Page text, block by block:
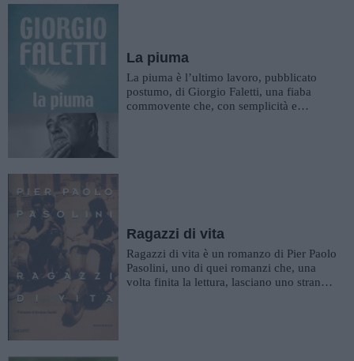
La piuma
La piuma è l’ultimo lavoro, pubblicato
postumo, di Giorgio Faletti, una fiaba
commovente che, con semplicità e
Ragazzi di vita
Ragazzi di vita è un romanzo di Pier Paolo
Pasolini, uno di quei romanzi che, una
volta finita la lettura, lasciano uno strano